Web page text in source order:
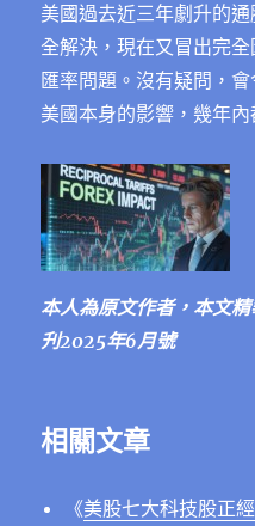
美國過去近三年劇升的
全解決，現在又冒出完
匯率問題。沒有疑問，
美國本身的影響，幾年內
本人為原文作者，本文
刋2025年6月號
相關文章
《美股七大科技股正